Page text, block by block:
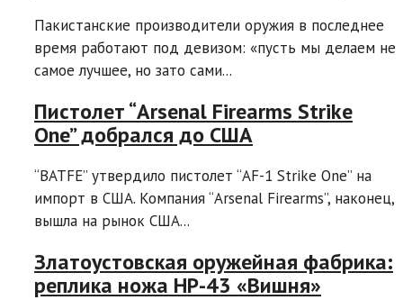
Пакистанские производители оружия в последнее
время работают под девизом: «пусть мы делаем не
самое лучшее, но зато сами...
Пистолет “Arsenal Firearms Strike
One” добрался до США
“BATFE” утвердило пистолет “AF-1 Strike One” на
импорт в США. Компания “Arsenal Firearms”, наконец,
вышла на рынок США...
Златоустовская оружейная фабрика:
реплика ножа НР-43 «Вишня»